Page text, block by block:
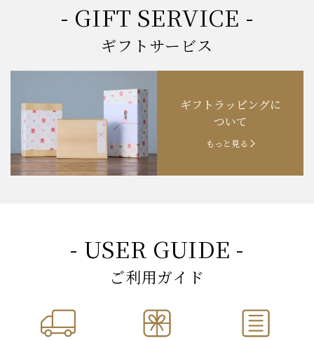
2024.11.1 「お歳暮特集」開催中！
お知らせ 2024.10.18 【創業祭】１０１年目に突入！
お知らせ 202４.09.18 【秋の味覚祭】食欲の秋！
- GIFT SERVICE -
ギフトサービス
ギフトラッピングに
ついて
もっと見る
- USER GUIDE -
ご利用ガイド